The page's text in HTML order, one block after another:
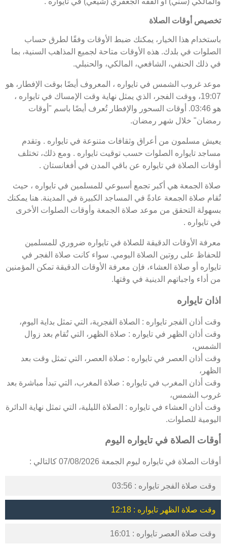
تخصيص أوقات الصلاة
باستخدام هذا الخيار، يمكنك ضبط الأوقات وفقًا لطرق حساب
الصلوات في بلدك. هذه الأوقات متاحة لجميع المذاهب السنية، بما
في ذلك الحنفي، الشافعي، المالكي، والحنبلي.
موعد غروب الشمس في تايواره ، المعروف أيضًا بوقت الإفطار، هو
19:07، ووقت الفجر، الذي يمثل نهاية وقت الإمساك في تايواره ،
هو 03:46. أوقات السحور والإفطار تُعرف أيضًا باسم "أوقات
رمضان" خلال شهر رمضان.
يعيش مسلمون من أعراق وثقافات متنوعة في تايواره . وتقدم
مساجد تايواره الصلوات حسب توقيت تايواره . ومع ذلك، تختلف
أوقات الصلاة في تايواره عن باقي المدن في أفغانستان .
صلاة الجمعة هي أكبر تجمع أسبوعي للمسلمين في تايواره ، حيث
تُقام صلاة الجمعة عادةً في المساجد الكبيرة في المدينة. هنا يمكنك
بسهولة التحقق من موعد صلاة الجمعة وأوقات الصلوات الأخرى
في تايواره .
معرفة الأوقات الدقيقة للصلاة في تايواره ضروري للمسلمين
للحفاظ على روتين الصلاة اليومي. سواء كانت صلاة الفجر في
تايواره أو صلاة العشاء، فإن معرفة الأوقات الدقيقة تمكن المؤمنين
من أداء واجباتهم الدينية في وقتها.
اذان تايواره
وقت أذان الفجر تايواره : الصلاة الفجرية، التي تمثل بداية اليوم،
وقت أذان الظهر في تايواره : صلاة الظهر، التي تُقام بعد زوال
الشمس،
وقت أذان العصر في تايواره : صلاة العصر، التي تمثل وقت بعد
الظهر،
وقت أذان المغرب في تايواره : صلاة المغرب، التي تبدأ مباشرة بعد
غروب الشمس،
وقت أذان العشاء في تايواره : الصلاة الليلية، التي تمثل نهاية الدائرة
اليومية للصلوات.
أوقات الصلاة في تايواره اليوم
أوقات الصلاة في تايواره ليوم الجمعة 07/08/2026 كالتالي :
وقت صلاة الفجر تايواره : 03:56
وقت صلاة الظهر تايواره : 12:18
وقت صلاة العصر تايواره : 16:01